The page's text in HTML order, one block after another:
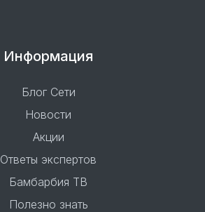
Информация
Блог Сети
Новости
Акции
Ответы экспертов
Бамбарбия ТВ
Полезно знать